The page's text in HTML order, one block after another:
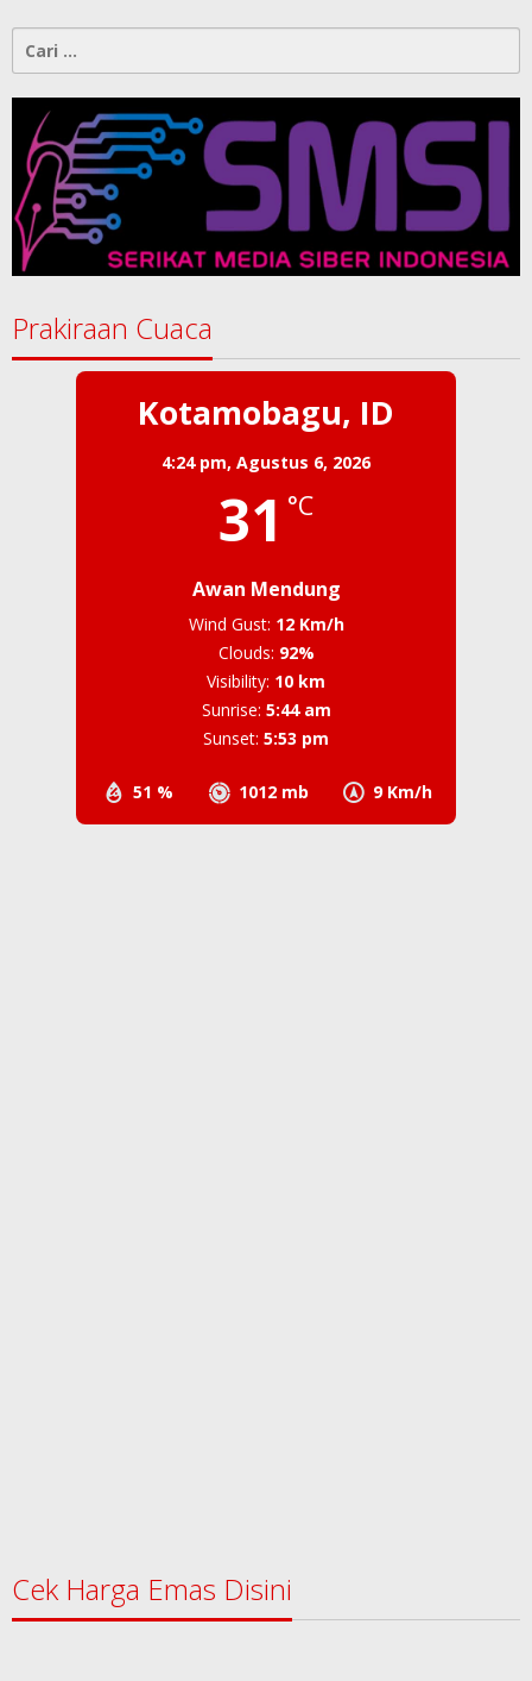
Cari
Prakiraan Cuaca
Kotamobagu, ID
4:24 pm, Agustus 6, 2026
31 °C
Awan Mendung
51 % 1012 mb 9 Km/h
Wind Gust: 12 Km/h
Clouds: 92%
Visibility: 10 km
Sunrise: 5:44 am
Sunset: 5:53 pm
Cek Harga Emas Disini